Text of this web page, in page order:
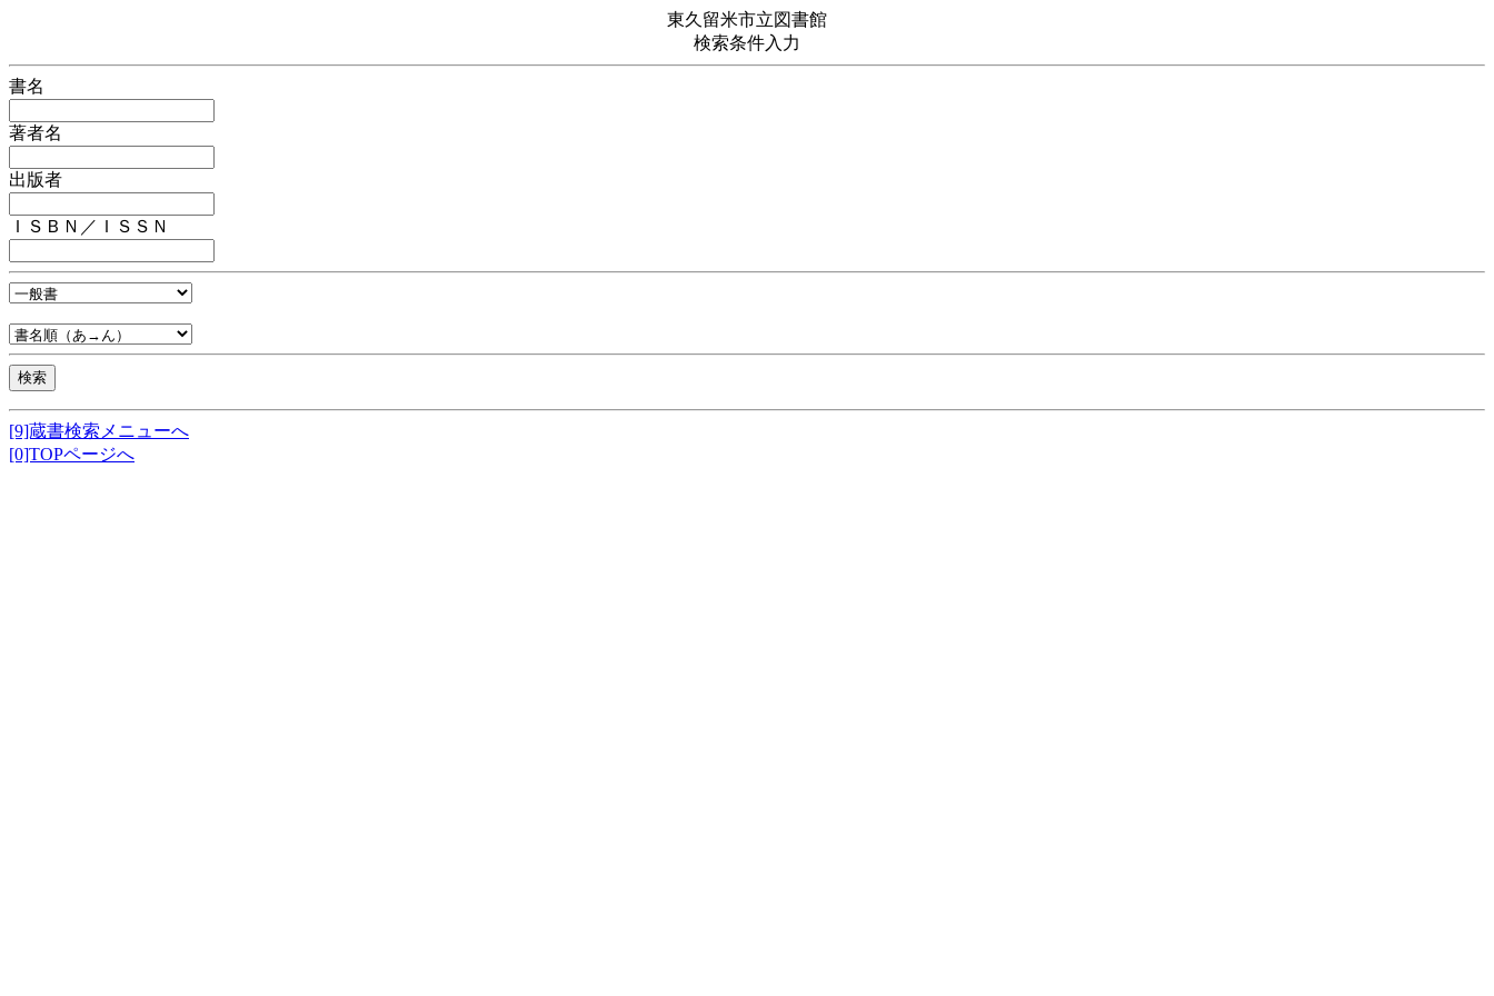
東久留米市立図書館
検索条件入力
書名
著者名
出版者
ＩＳＢＮ／ＩＳＳＮ
[9]蔵書検索メニューへ
[0]TOPページへ